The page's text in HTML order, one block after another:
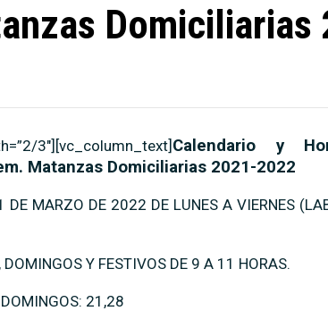
3″][vc_column_text]Calendario y
Matanzas Domiciliarias 2021-2022
MARZO DE 2022 DE LUNES A VIERNES
Y FESTIVOS DE 9 A 11 HORAS.
21,28